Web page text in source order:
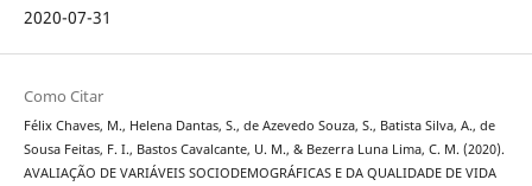
2020-07-31
Como Citar
Félix Chaves, M., Helena Dantas, S., de Azevedo Souza, S., Batista Silva, A., de
Sousa Feitas, F. I., Bastos Cavalcante, U. M., & Bezerra Luna Lima, C. M. (2020).
AVALIAÇÃO DE VARIÁVEIS SOCIODEMOGRÁFICAS E DA QUALIDADE DE VIDA